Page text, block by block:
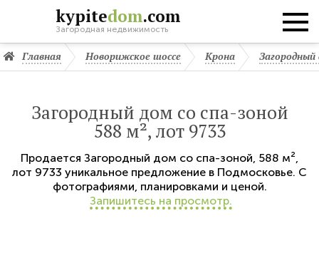
kypitedom.com
Загородная недвижимость
Главная Новорижское шоссе Крона Загородный
Загородный дом со спа-зоной
588 м², лот 9733
Продается Загородный дом со спа-зоной, 588 м²,
лот 9733 уникальное предложение в Подмосковье. С
фотографиями, планировками и ценой.
Запишитесь на просмотр.